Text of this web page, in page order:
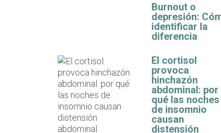
Burnout o
depresión:
identificar la
diferencia
El cortisol
provoca
hinchazón
abdominal: por
qué las noches
de insomnio
causan
distensión